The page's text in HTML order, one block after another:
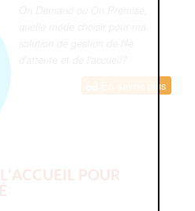
En savoir plus
POUR